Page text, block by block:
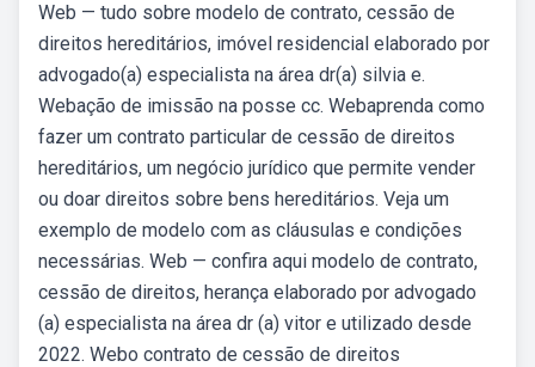
Web — tudo sobre modelo de contrato, cessão de
direitos hereditários, imóvel residencial elaborado por
advogado(a) especialista na área dr(a) silvia e.
Webação de imissão na posse cc. Webaprenda como
fazer um contrato particular de cessão de direitos
hereditários, um negócio jurídico que permite vender
ou doar direitos sobre bens hereditários. Veja um
exemplo de modelo com as cláusulas e condições
necessárias. Web — confira aqui modelo de contrato,
cessão de direitos, herança elaborado por advogado
(a) especialista na área dr (a) vitor e utilizado desde
2022. Webo contrato de cessão de direitos